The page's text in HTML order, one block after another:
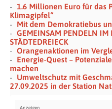
1.6 Millionen Euro für das
Klimagipfel“
Mit dem Demokratiebus
GEMEINSAM PENDELN IM
STÄDTEDREIECK
Orangenaktionen im
Energie-Quest –
machen
Umweltschutz mit
27.09.2025 in der Station